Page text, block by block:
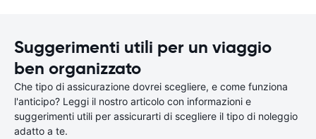
Suggerimenti utili per un viaggio
ben organizzato
Che tipo di assicurazione dovrei scegliere, e come funziona
l'anticipo? Leggi il nostro articolo con informazioni e
suggerimenti utili per assicurarti di scegliere il tipo di noleggio
adatto a te.